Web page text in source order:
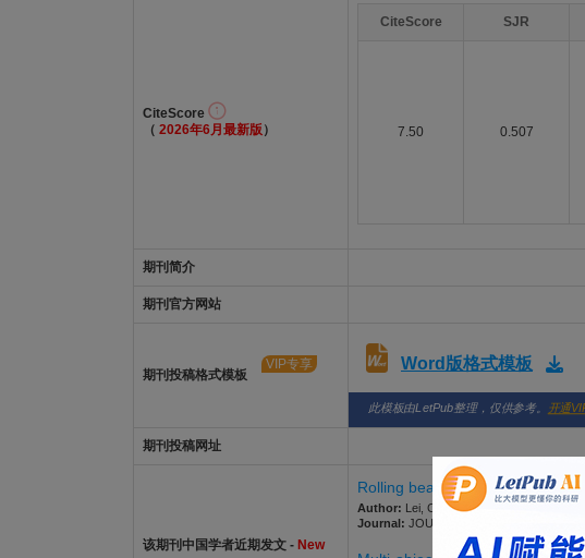
CiteScore
（ 2026年6月最新版 ）
CiteScore SJR
7.50 0.507
期刊简介
期刊官方网站
期刊投稿格式模板
VIP专享 Word版格式模板
此模板由LetPub整理，仅供参考。 开通
期刊投稿网址
该期刊中国学者近期发文 - New
Rolling bearing fault diagnosis
Author: Lei, Chunli; Wan, Huiyuan; Yu,
Journal: JOURNAL OF QUALITY IN